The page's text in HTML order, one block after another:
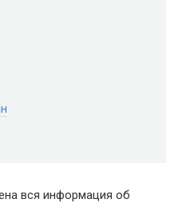
вся информация об